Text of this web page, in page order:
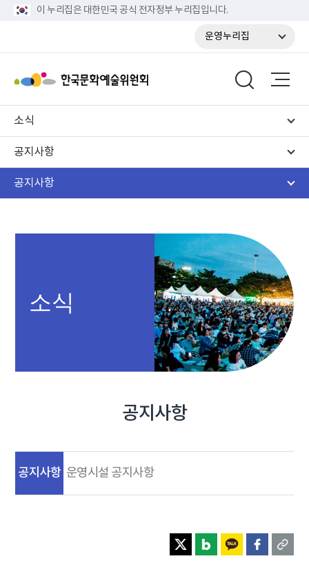
이 누리집은 대한민국 공식 전자정부 누리집입니다.
운영누리집
소식
공지사항
공지사항
소식
공지사항
공지사항 운영시설 공지사항